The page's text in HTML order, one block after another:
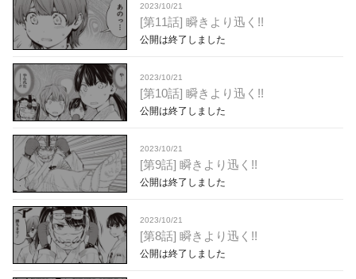
2023/10/21
[第11話] 瞬きより迅く!!
公開は終了しました
2023/10/21
[第10話] 瞬きより迅く!!
公開は終了しました
2023/10/21
[第9話] 瞬きより迅く!!
公開は終了しました
2023/10/21
[第8話] 瞬きより迅く!!
公開は終了しました